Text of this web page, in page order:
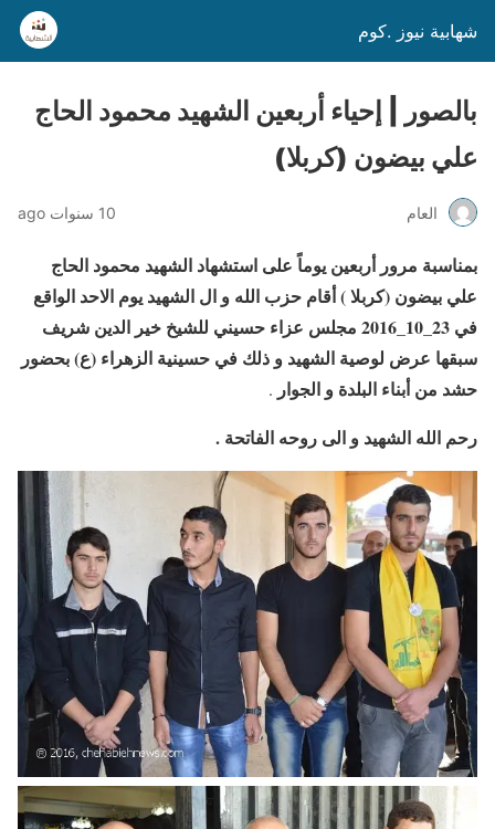
شهابية نيوز .كوم
بالصور | إحياء أربعين الشهيد محمود الحاج
علي بيضون (كربلا)
العام 10 سنوات ago
بمناسبة مرور أربعين يوماً على استشهاد الشهيد محمود الحاج
علي بيضون (كربلا ) أقام حزب الله و ال الشهيد يوم الاحد الواقع
في 23_10_2016 مجلس عزاء حسيني للشيخ خير الدين شريف
سبقها عرض لوصية الشهيد و ذلك في حسينية الزهراء (ع) بحضور
حشد من أبناء البلدة و الجوار .
رحم الله الشهيد و الى روحه الفاتحة .